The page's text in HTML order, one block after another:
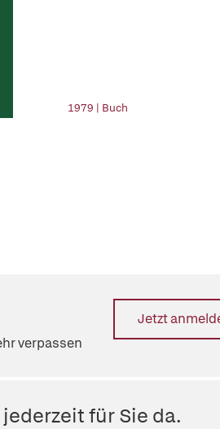
1979 | Buch
verpassen
Jetzt
für Sie da.